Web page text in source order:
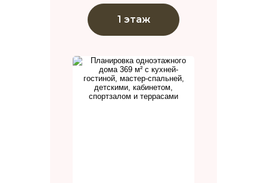
1 этаж